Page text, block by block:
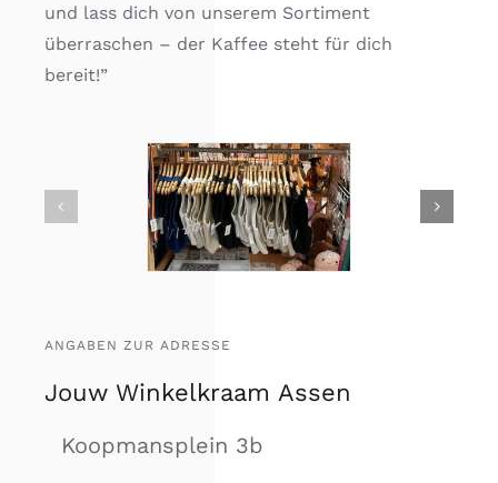
und lass dich von unserem Sortiment
überraschen – der Kaffee steht für dich
bereit!”
ANGABEN ZUR ADRESSE
Jouw Winkelkraam Assen
Koopmansplein 3b